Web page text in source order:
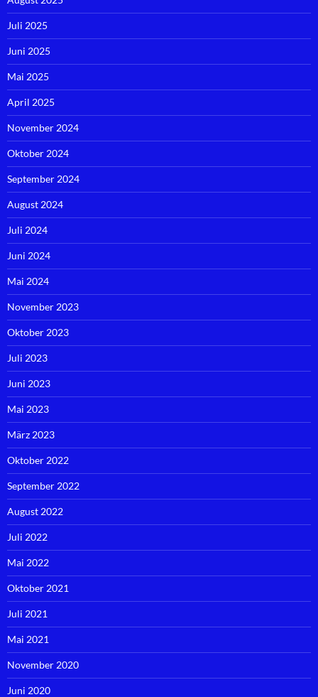
Juli 2025
Juni 2025
Mai 2025
April 2025
November 2024
Oktober 2024
September 2024
August 2024
Juli 2024
Juni 2024
Mai 2024
November 2023
Oktober 2023
Juli 2023
Juni 2023
Mai 2023
März 2023
Oktober 2022
September 2022
August 2022
Juli 2022
Mai 2022
Oktober 2021
Juli 2021
Mai 2021
November 2020
Juni 2020